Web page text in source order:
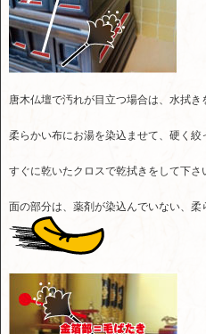
唐木仏壇で汚れが目立つ場合は、水拭き
柔らかい布にお湯を染込ませて、硬く絞
すぐに乾いたクロスで乾拭きをして下さ
面の部分は、薬剤が染込んでいない、柔